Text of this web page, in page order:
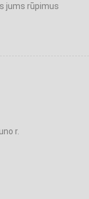
jums rūpimus
r.